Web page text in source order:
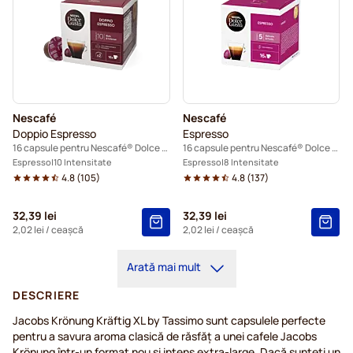
Nescafé
Doppio Espresso
16 capsule pentru Nescafé® Dolce Gusto
Espresso 10 Intensitate
4.8(105)
32,39 lei
2,02 lei / ceașcă
Nescafé
Espresso
16 capsule pentru Nescafé® Dolce Gusto
Espresso 8 Intensitate
4.8(137)
32,39 lei
2,02 lei / ceașcă
Arată mai mult
DESCRIERE
Jacobs Krönung Kräftig XL by Tassimo sunt capsulele perfecte
pentru a savura aroma clasică de răsfăț a unei cafele Jacobs